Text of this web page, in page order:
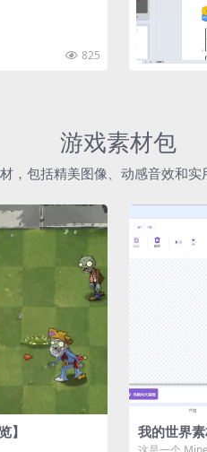
825
游戏素材包
，包括精美图像、动感音效和实
】 我的世界